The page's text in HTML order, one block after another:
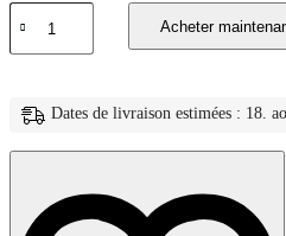
quantité
de
Boucles
Sring
femmes,
argent,
manchettes
Acheter
Dates de livraison estimées : 18.